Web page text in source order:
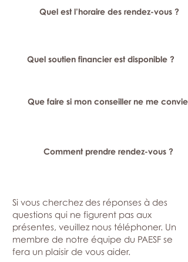
Quel est l’horaire des rendez-vous ?
Quel soutien financier est disponible ?
Que faire si mon conseiller ne me
Comment prendre rendez-vous ?
Si vous cherchez des réponses à des
questions qui ne figurent pas aux
présentes, veuillez nous téléphoner. Un
membre de notre équipe du PAESF se
fera un plaisir de vous aider.